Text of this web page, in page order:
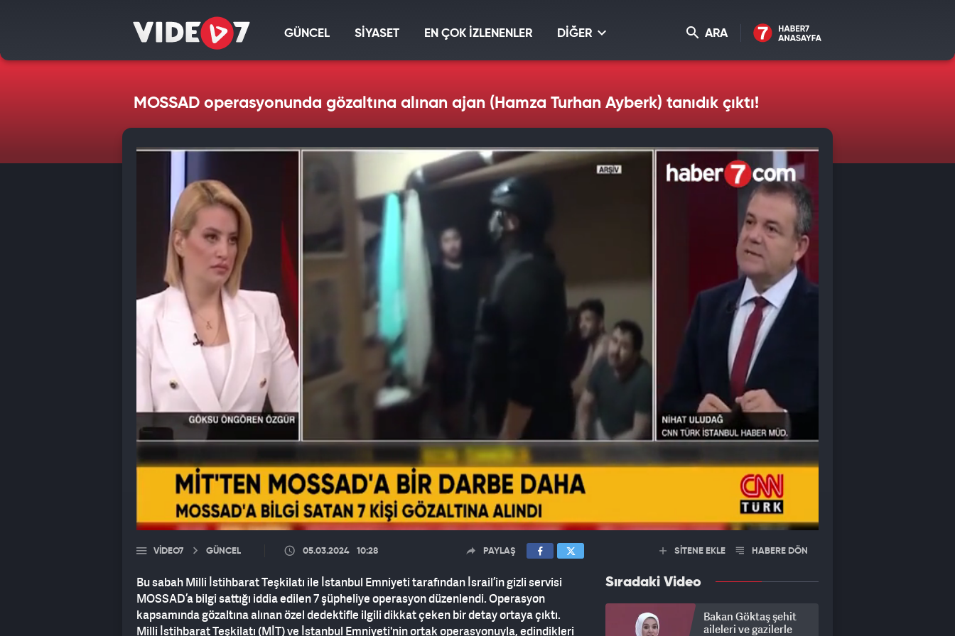
GÜNCEL SİYASET EN ÇOK İZLENENLER DİĞER ARA
MOSSAD operasyonunda gözaltına alınan ajan (Hamza Turhan Ayberk) tanıdık çıktı!
VIDEO7 GÜNCEL 05.03.2024 10:28 PAYLAŞ
Bu sabah Milli İstihbarat Teşkilatı ile İstanbul Emniyeti tarafından İsrail’in gizli servisi
MOSSAD’a bilgi sattığı iddia edilen 7 şüpheliye operasyon düzenlendi. Operasyon
kapsamında gözaltına alınan özel dedektifle ilgili dikkat çeken bir detay ortaya çıktı.
Milli İstihbarat Teşkilatı (MİT) ve İstanbul Emniyeti'nin ortak operasyonuyla, edindikleri
SİTENE EKLE HABERE DÖN
Sıradaki Video
Bakan Göktaş şehit
aileleri ve gazilerle